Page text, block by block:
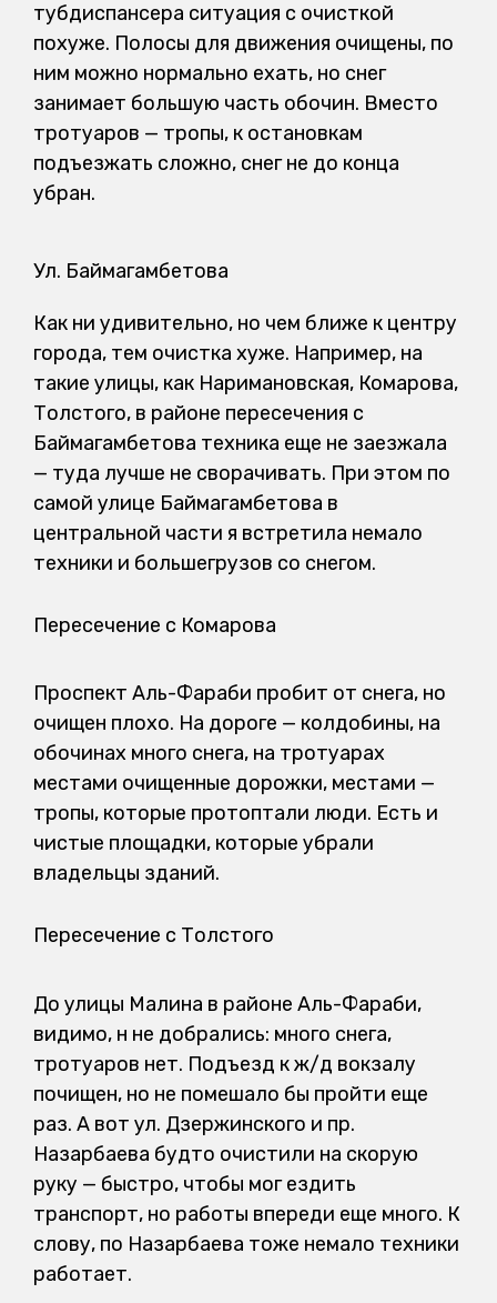
тубдиспансера ситуация с очисткой
похуже. Полосы для движения очищены, по
ним можно нормально ехать, но снег
занимает большую часть обочин. Вместо
тротуаров — тропы, к остановкам
подъезжать сложно, снег не до конца
убран.
Ул. Баймагамбетова
Как ни удивительно, но чем ближе к центру
города, тем очистка хуже. Например, на
такие улицы, как Наримановская, Комарова,
Толстого, в районе пересечения с
Баймагамбетова техника еще не заезжала
— туда лучше не сворачивать. При этом по
самой улице Баймагамбетова в
центральной части я встретила немало
техники и большегрузов со снегом.
Пересечение с Комарова
Проспект Аль-Фараби пробит от снега, но
очищен плохо. На дороге — колдобины, на
обочинах много снега, на тротуарах
местами очищенные дорожки, местами —
тропы, которые протоптали люди. Есть и
чистые площадки, которые убрали
владельцы зданий.
Пересечение с Толстого
До улицы Малина в районе Аль-Фараби,
видимо, н не добрались: много снега,
тротуаров нет. Подъезд к ж/д вокзалу
почищен, но не помешало бы пройти еще
раз. А вот ул. Дзержинского и пр.
Назарбаева будто очистили на скорую
руку — быстро, чтобы мог ездить
транспорт, но работы впереди еще много. К
слову, по Назарбаева тоже немало техники
работает.